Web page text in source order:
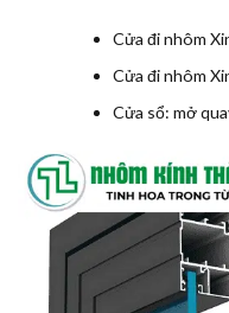
Cửa đi nhôm
Cửa đi nhôm
Cửa sổ: mở